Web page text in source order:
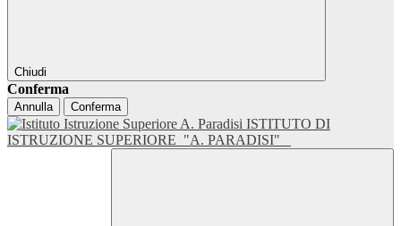
Chiudi
Conferma
Annulla Conferma
ISTITUTO DI
ISTRUZIONE SUPERIORE "A. PARADISI"